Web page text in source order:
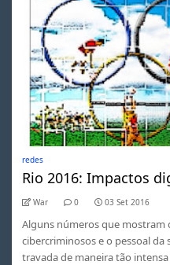
redes
Rio 2016: Impactos
War 0 03 Set 2016
Alguns números que mostram
cibercriminosos e o pessoal
travada de maneira tão